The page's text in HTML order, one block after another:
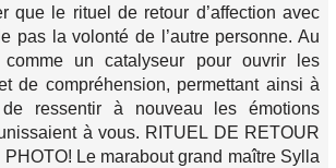
que le rituel de retour d’affection avec
pas la volonté de l’autre personne. Au
un catalyseur pour ouvrir les
de compréhension, permettant ainsi à
ressentir à nouveau les émotions
à vous. RITUEL DE RETOUR
Le marabout grand maître Sylla